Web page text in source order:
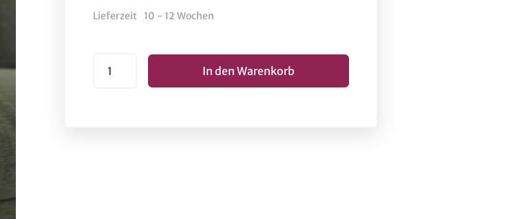
Lieferzeit 10 - 12 Wochen